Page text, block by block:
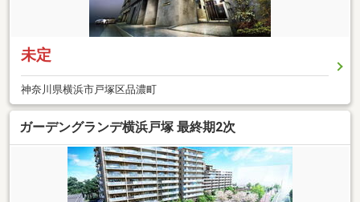
未定
神奈川県横浜市戸塚区品濃町
ガーデングランデ横浜戸塚 最終期2次